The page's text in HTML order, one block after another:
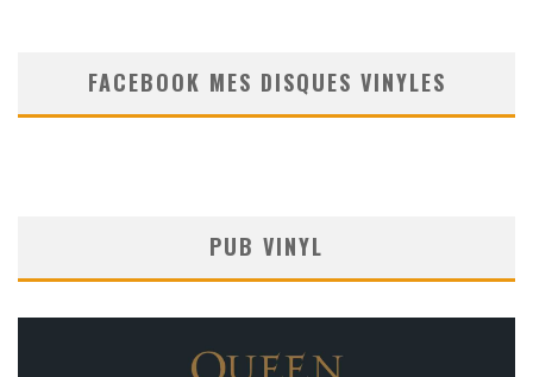
FACEBOOK MES DISQUES VINYLES
PUB VINYL